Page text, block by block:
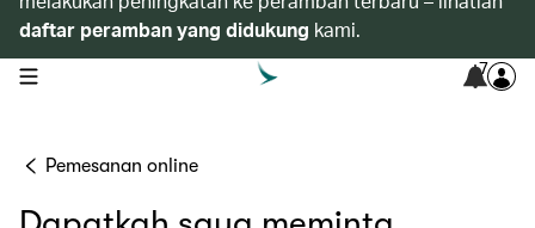
daftar peramban yang didukung kami.
open navigation menu 7
Pemesanan online